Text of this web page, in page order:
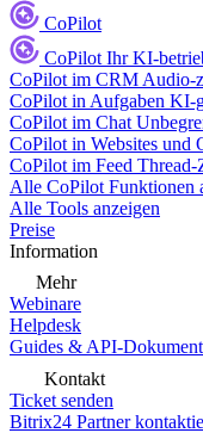
CoPilot
CoPilot Ihr KI-
CoPilot im CRM Audio-
CoPilot in Aufgaben KI-
CoPilot im Chat
CoPilot in Websites und
CoPilot im Feed Thread-
Alle CoPilot Funktionen
Alle Tools anzeigen
Preise
Information
Mehr
Webinare
Helpdesk
Guides & API-
Kontakt
Ticket senden
Bitrix24 Partner